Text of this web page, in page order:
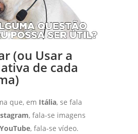
(ou Usar a
de cada
que, em Itália, se fala
, fala-se imagens
YouTube, fala-se vídeo.